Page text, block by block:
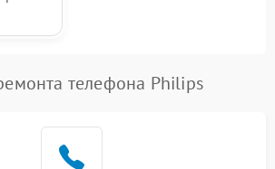
телефона Philips